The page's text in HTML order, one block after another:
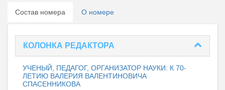
Состав номера О номере
КОЛОНКА РЕДАКТОРА
УЧЕНЫЙ, ПЕДАГОГ, ОРГАНИЗАТОР НАУКИ: К 70-
ЛЕТИЮ ВАЛЕРИЯ ВАЛЕНТИНОВИЧА
СПАСЕННИКОВА